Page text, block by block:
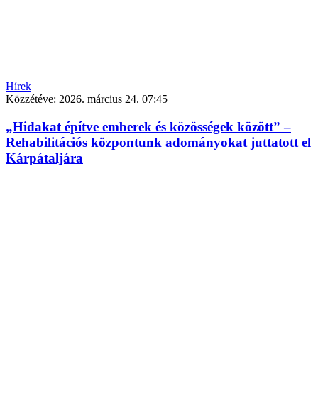
Hírek
Közzétéve: 2026. március 24. 07:45
„Hidakat építve emberek és közösségek között” –
Rehabilitációs központunk adományokat juttatott el
Kárpátaljára